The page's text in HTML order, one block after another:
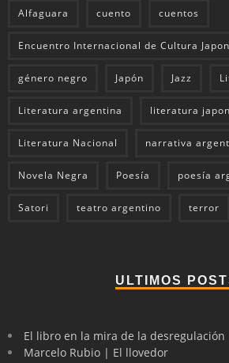
Alfaguara cuento cuentos
Encuentro Internacional de Cultura
género negro Japón Jazz
Literatura argentina literatura
Literatura Nacional narrativa
Novela Negra Poesía poesía
Satori teatro argentino terror
ULTIMOS
El libro en la mira de la desregulación
Marcelo Rubio | El llovedor